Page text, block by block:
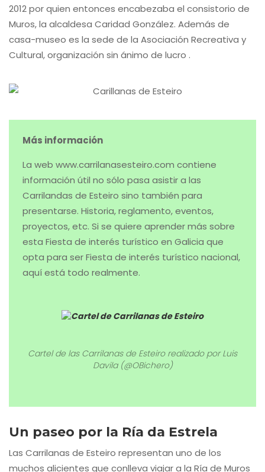
2012 por quien entonces encabezaba el consistorio de
Muros, la alcaldesa Caridad González. Además de
casa-museo es la sede de la Asociación Recreativa y
Cultural, organización sin ánimo de lucro .
Más información
La web www.carrilanasesteiro.com contiene
información útil no sólo pasa asistir a las
Carrilandas de Esteiro sino también para
presentarse. Historia, reglamento, eventos,
proyectos, etc. Si se quiere aprender más sobre
esta Fiesta de interés turístico en Galicia que
opta para ser Fiesta de interés turístico nacional,
aquí está todo realmente.
Cartel de las Carrilanas de Esteiro realizado por Luis
Davila (@OBichero)
Un paseo por la Ría da Estrela
Las Carrilanas de Esteiro representan uno de los
muchos alicientes que conlleva viajar a la Ría de Muros